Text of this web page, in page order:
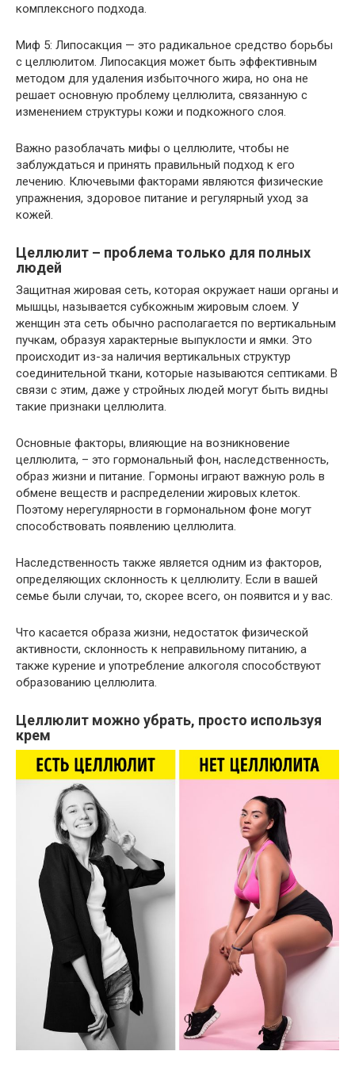
комплексного подхода.
Миф 5: Липосакция — это радикальное средство борьбы
с целлюлитом. Липосакция может быть эффективным
методом для удаления избыточного жира, но она не
решает основную проблему целлюлита, связанную с
изменением структуры кожи и подкожного слоя.
Важно разоблачать мифы о целлюлите, чтобы не
заблуждаться и принять правильный подход к его
лечению. Ключевыми факторами являются физические
упражнения, здоровое питание и регулярный уход за
кожей.
Целлюлит – проблема только для полных
людей
Защитная жировая сеть, которая окружает наши органы и
мышцы, называется субкожным жировым слоем. У
женщин эта сеть обычно располагается по вертикальным
пучкам, образуя характерные выпуклости и ямки. Это
происходит из-за наличия вертикальных структур
соединительной ткани, которые называются септиками. В
связи с этим, даже у стройных людей могут быть видны
такие признаки целлюлита.
Основные факторы, влияющие на возникновение
целлюлита, – это гормональный фон, наследственность,
образ жизни и питание. Гормоны играют важную роль в
обмене веществ и распределении жировых клеток.
Поэтому нерегулярности в гормональном фоне могут
способствовать появлению целлюлита.
Наследственность также является одним из факторов,
определяющих склонность к целлюлиту. Если в вашей
семье были случаи, то, скорее всего, он появится и у вас.
Что касается образа жизни, недостаток физической
активности, склонность к неправильному питанию, а
также курение и употребление алкоголя способствуют
образованию целлюлита.
Целлюлит можно убрать, просто используя
крем